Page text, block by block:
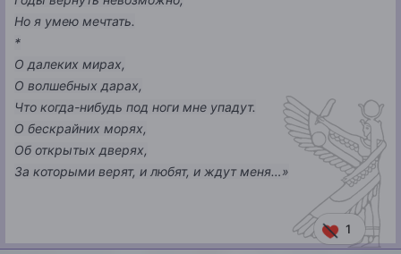
Но я умею мечтать.
*
О далеких мирах,
О волшебных дарах,
Что когда-нибудь под ноги мне упадут.
О бескрайних морях,
Об открытых дверях,
За которыми верят, и любят, и ждут меня…»
1